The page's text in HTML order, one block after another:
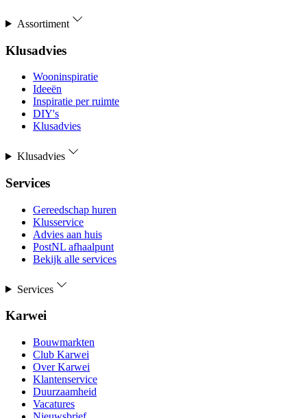
Assortiment
Klusadvies
Wooninspiratie
Ideeën
Inspiratie per ruimte
DIY's
Klusadvies
Klusadvies
Services
Gereedschap huren
Klusservice
Advies aan huis
PostNL afhaalpunt
Bekijk alle services
Services
Karwei
Bouwmarkten
Club Karwei
Over Karwei
Klantenservice
Duurzaamheid
Vacatures